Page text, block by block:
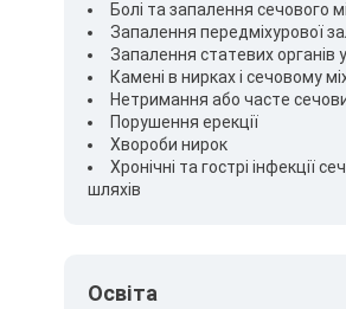
Болі та запалення сечового
Запалення передміхурової
Запалення статевих органів у
Камені в нирках і сечовому
Нетримання або часте
Порушення ерекції
Хвороби нирок
Хронічні та гострі інфекції
шляхів
Освіта